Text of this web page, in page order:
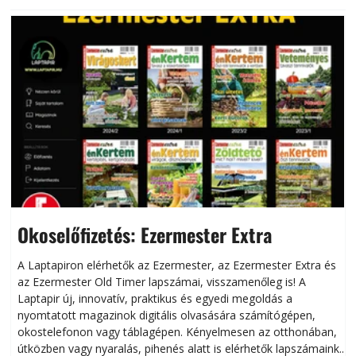
Okoselőfizetés: Ezermester Extra
A Laptapiron elérhetők az Ezermester, az Ezermester Extra és
az Ezermester Old Timer lapszámai, visszamenőleg is! A
Laptapir új, innovatív, praktikus és egyedi megoldás a
nyomtatott magazinok digitális olvasására számítógépen,
okostelefonon vagy táblagépen. Kényelmesen az otthonában,
útközben vagy nyaralás, pihenés alatt is elérhetők lapszámaink.